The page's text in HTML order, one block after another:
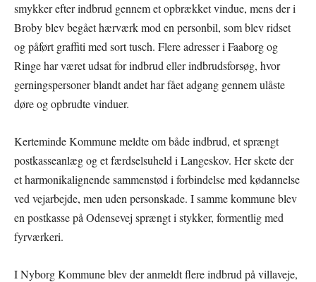
smykker efter indbrud gennem et opbrækket vindue, mens der i
Broby blev begået hærværk mod en personbil, som blev ridset
og påført graffiti med sort tusch. Flere adresser i Faaborg og
Ringe har været udsat for indbrud eller indbrudsforsøg, hvor
gerningspersoner blandt andet har fået adgang gennem ulåste
døre og opbrudte vinduer.
Kerteminde Kommune meldte om både indbrud, et sprængt
postkasseanlæg og et færdselsuheld i Langeskov. Her skete der
et harmonikalignende sammenstød i forbindelse med kødannelse
ved vejarbejde, men uden personskade. I samme kommune blev
en postkasse på Odensevej sprængt i stykker, formentlig med
fyrværkeri.
I Nyborg Kommune blev der anmeldt flere indbrud på villaveje,